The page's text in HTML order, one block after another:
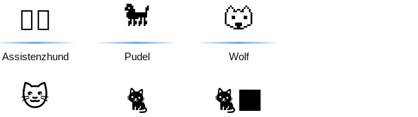
🐕‍🦺
Assistenzhund
🐩
Pudel
🐺
Wolf
🐱 🐈 🐈‍⬛